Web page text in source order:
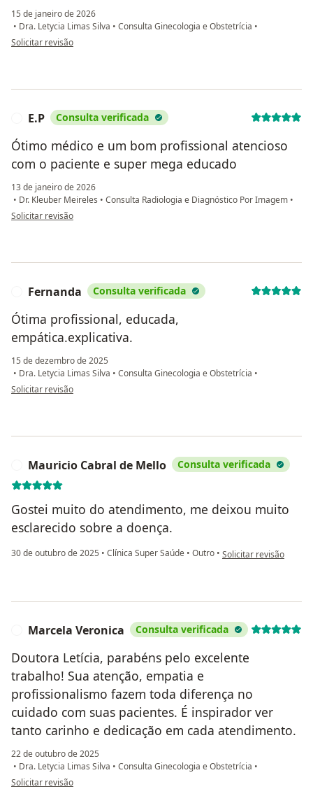
15 de janeiro de 2026
• Dra. Letycia Limas Silva • Consulta Ginecologia e Obstetrícia •
na opinião do utilizador Elizangela Pereira Batista
Solicitar revisão
E.P Consulta verificada
Ótimo médico e um bom profissional atencioso
com o paciente e super mega educado
13 de janeiro de 2026
• Dr. Kleuber Meireles • Consulta Radiologia e Diagnóstico Por Imagem •
na opinião do utilizador E.P
Solicitar revisão
Fernanda Consulta verificada
Ótima profissional, educada,
empática.explicativa.
15 de dezembro de 2025
• Dra. Letycia Limas Silva • Consulta Ginecologia e Obstetrícia •
na opinião do utilizador Fernanda
Solicitar revisão
Mauricio Cabral de Mello Consulta verificada
Gostei muito do atendimento, me deixou muito
esclarecido sobre a doença.
30 de outubro de 2025 • Clínica Super Saúde • Outro • na opinião do
Solicitar revisão
Marcela Veronica Consulta verificada
Doutora Letícia, parabéns pelo excelente
trabalho! Sua atenção, empatia e
profissionalismo fazem toda diferença no
cuidado com suas pacientes. É inspirador ver
tanto carinho e dedicação em cada atendimento.
22 de outubro de 2025
• Dra. Letycia Limas Silva • Consulta Ginecologia e Obstetrícia •
na opinião do utilizador Marcela Veronica
Solicitar revisão